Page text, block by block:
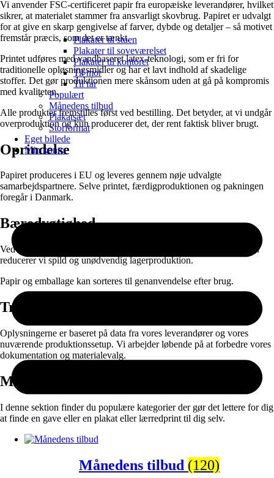
Plakater til stuen
Plakater til soveværelset
Plakater til kontoret
Til mor
Til far
Populært
Månedens tilbud
Plakatsæt
Storformat
Eget billede
Min konto
Vi anvender FSC-certificeret papir fra europæiske leverandører, hvilket
sikrer, at materialet stammer fra ansvarligt skovbrug. Papiret er udvalgt
for at give en skarp gengivelse af farver, dybde og detaljer – så motivet
fremstår præcis, som det er tænkt.
Printet udføres med vandbaseret latex-teknologi, som er fri for
traditionelle opløsningsmidler og har et lavt indhold af skadelige
stoffer. Det gør produktionen mere skånsom uden at gå på kompromis
med kvaliteten.
Alle produkter fremstilles først ved bestilling. Det betyder, at vi undgår
overproduktion og kun producerer det, der rent faktisk bliver brugt.
Oprindelse
Papiret produceres i EU og leveres gennem nøje udvalgte
samarbejdspartnere. Selve printet, færdigproduktionen og pakningen
foregår i Danmark.
Bæredygtighed
Ved at kombinere ansvarlige materialer med on-demand produktion
reducerer vi spild og unødvendig lagerproduktion.
Papir og emballage kan sorteres til genanvendelse efter brug.
Transparens
Oplysningerne er baseret på data fra vores leverandører og vores
nuværende produktionssetup. Vi arbejder løbende på at forbedre vores
dokumentation og materialevalg.
Måske vil du også synes om:
I denne sektion finder du populære kategorier der gør det lettere for dig
at finde en gave eller en plakat eller lærredprint til dig selv.
Månedens tilbud (120)